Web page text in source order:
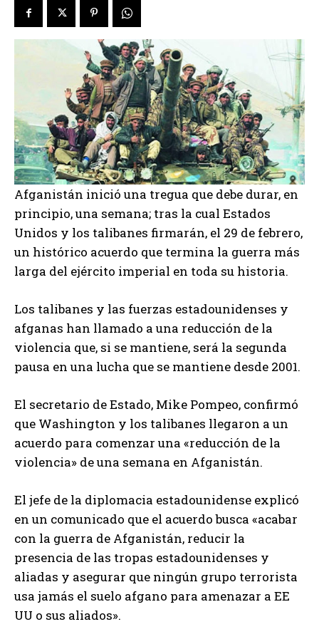
Afganistán inició una tregua que debe durar, en
principio, una semana; tras la cual Estados
Unidos y los talibanes firmarán, el 29 de febrero,
un histórico acuerdo que termina la guerra más
larga del ejército imperial en toda su historia.
Los talibanes y las fuerzas estadounidenses y
afganas han llamado a una reducción de la
violencia que, si se mantiene, será la segunda
pausa en una lucha que se mantiene desde 2001.
El secretario de Estado, Mike Pompeo, confirmó
que Washington y los talibanes llegaron a un
acuerdo para comenzar una «reducción de la
violencia» de una semana en Afganistán.
El jefe de la diplomacia estadounidense explicó
en un comunicado que el acuerdo busca «acabar
con la guerra de Afganistán, reducir la
presencia de las tropas estadounidenses y
aliadas y asegurar que ningún grupo terrorista
usa jamás el suelo afgano para amenazar a EE
UU o sus aliados».